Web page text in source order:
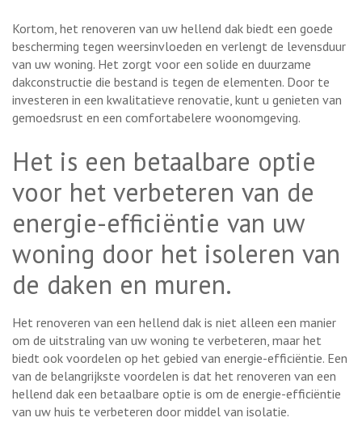
Kortom, het renoveren van uw hellend dak biedt een goede
bescherming tegen weersinvloeden en verlengt de levensduur
van uw woning. Het zorgt voor een solide en duurzame
dakconstructie die bestand is tegen de elementen. Door te
investeren in een kwalitatieve renovatie, kunt u genieten van
gemoedsrust en een comfortabelere woonomgeving.
Het is een betaalbare optie
voor het verbeteren van de
energie-efficiëntie van uw
woning door het isoleren van
de daken en muren.
Het renoveren van een hellend dak is niet alleen een manier
om de uitstraling van uw woning te verbeteren, maar het
biedt ook voordelen op het gebied van energie-efficiëntie. Een
van de belangrijkste voordelen is dat het renoveren van een
hellend dak een betaalbare optie is om de energie-efficiëntie
van uw huis te verbeteren door middel van isolatie.